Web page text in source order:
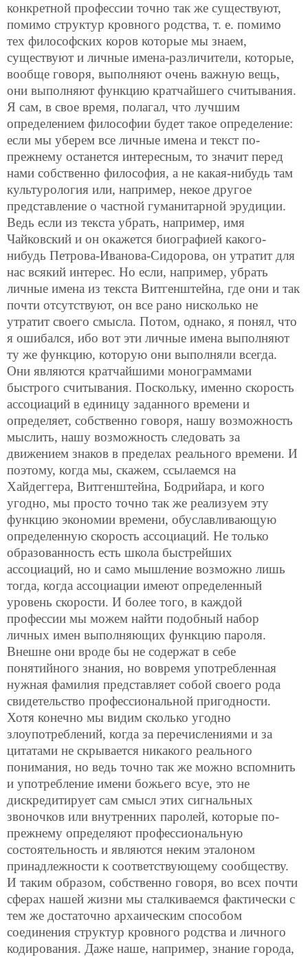
конкретной профессии точно так же существуют,
помимо структур кровного родства, т. е. помимо
тех философских коров которые мы знаем,
существуют и личные имена-различители, которые,
вообще говоря, выполняют очень важную вещь,
они выполняют функцию кратчайшего считывания.
Я сам, в свое время, полагал, что лучшим
определением философии будет такое определение:
если мы уберем все личные имена и текст по-
прежнему останется интересным, то значит перед
нами собственно философия, а не какая-нибудь там
культурология или, например, некое другое
представление о частной гуманитарной эрудиции.
Ведь если из текста убрать, например, имя
Чайковский и он окажется биографией какого-
нибудь Петрова-Иванова-Сидорова, он утратит для
нас всякий интерес. Но если, например, убрать
личные имена из текста Витгенштейна, где они и так
почти отсутствуют, он все рано нисколько не
утратит своего смысла. Потом, однако, я понял, что
я ошибался, ибо вот эти личные имена выполняют
ту же функцию, которую они выполняли всегда.
Они являются кратчайшими монограммами
быстрого считывания. Поскольку, именно скорость
ассоциаций в единицу заданного времени и
определяет, собственно говоря, нашу возможность
мыслить, нашу возможность следовать за
движением знаков в пределах реального времени. И
поэтому, когда мы, скажем, ссылаемся на
Хайдеггера, Витгенштейна, Бодрийара, и кого
угодно, мы просто точно так же реализуем эту
функцию экономии времени, обуславливающую
определенную скорость ассоциаций. Не только
образованность есть школа быстрейших
ассоциаций, но и само мышление возможно лишь
тогда, когда ассоциации имеют определенный
уровень скорости. И более того, в каждой
профессии мы можем найти подобный набор
личных имен выполняющих функцию пароля.
Внешне они вроде бы не содержат в себе
понятийного знания, но вовремя употребленная
нужная фамилия представляет собой своего рода
свидетельство профессиональной пригодности.
Хотя конечно мы видим сколько угодно
злоупотреблений, когда за перечислениями и за
цитатами не скрывается никакого реального
понимания, но ведь точно так же можно вспомнить
и употребление имени божьего всуе, это не
дискредитирует сам смысл этих сигнальных
звоночков или внутренних паролей, которые по-
прежнему определяют профессиональную
состоятельность и являются неким эталоном
принадлежности к соответствующему сообществу.
И таким образом, собственно говоря, во всех почти
сферах нашей жизни мы сталкиваемся фактически с
тем же достаточно архаическим способом
соединения структур кровного родства и личного
кодирования. Даже наше, например, знание города,